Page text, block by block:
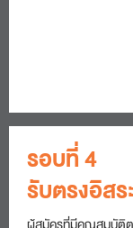
รอบที่ 4
รับตรงอิสร